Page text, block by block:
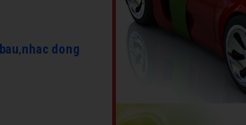
,nhac dong